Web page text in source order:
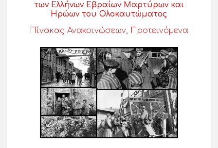
των Ελλήνων Εβραίων Μαρτύρων και
Ηρώων του Ολοκαυτώματος
Πίνακας Ανακοινώσεων, Προτεινόμενα